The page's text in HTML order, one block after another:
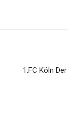
1.FC Köln